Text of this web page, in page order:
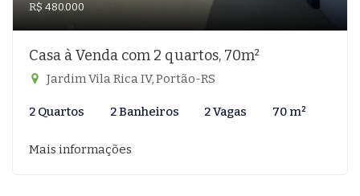
R$ 480.000
Casa à Venda com 2 quartos, 70m²
Jardim Vila Rica IV, Portão-RS
2 Quartos 2 Banheiros 2 Vagas 70 m²
Mais informações